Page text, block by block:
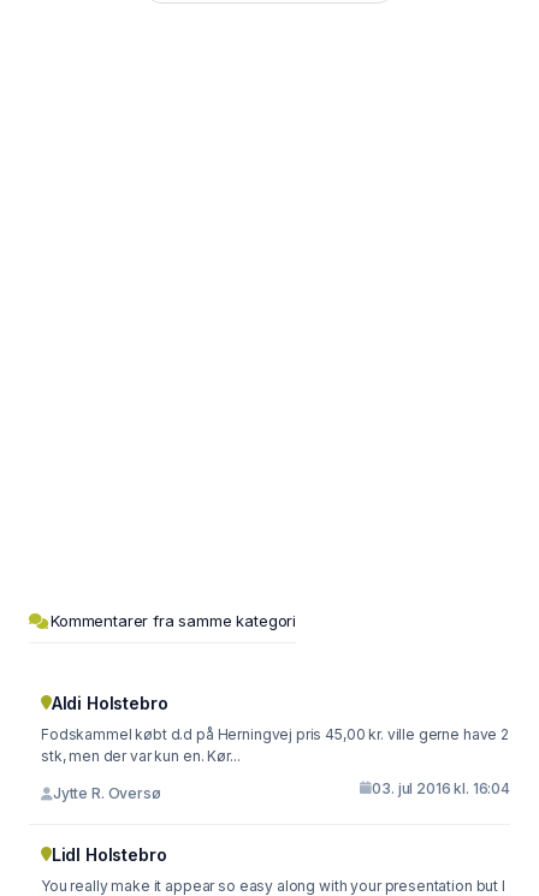
Kommentarer fra samme kategori
Aldi Holstebro
Fodskammel købt d.d på Herningvej pris 45,00 kr. ville gerne have 2
stk, men der var kun en. Kør...
Jytte R. Oversø 03. jul 2016 kl. 16:04
Lidl Holstebro
You really make it appear so easy along with your presentation but I